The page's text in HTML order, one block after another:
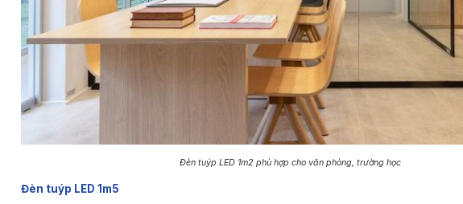
Đèn tuýp LED 1m2 phù hợp cho văn phòng, trường học
Đèn tuýp LED 1m5